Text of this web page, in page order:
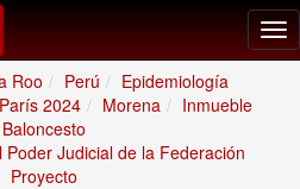
Roo Perú
Epidemiología
2024
Morena
Inmueble
Baloncesto
Judicial de la Federación
Proyecto